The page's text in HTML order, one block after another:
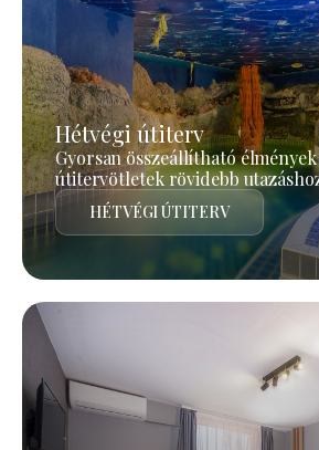
Hétvégi útiterv
Gyorsan összeállítható élmények
útitervötletek rövidebb
HÉTVÉGI ÚTITERV